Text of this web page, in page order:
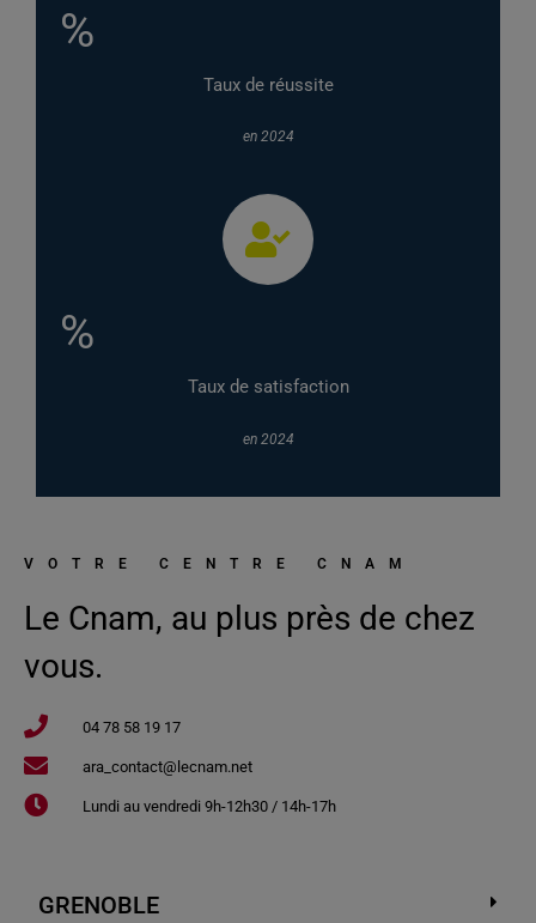
%
Taux de réussite
en 2024
%
Taux de satisfaction
en 2024
VOTRE CENTRE CNAM
Le Cnam, au plus près de chez
vous.
04 78 58 19 17​
ara_contact@lecnam.net
Lundi au vendredi 9h-12h30 / 14h-17h
GRENOBLE